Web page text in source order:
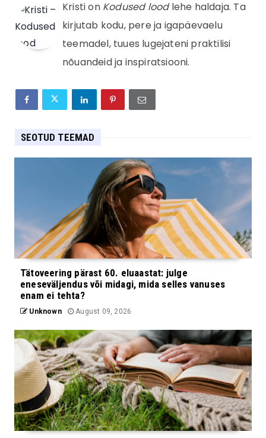
Kristi on Kodused loodlehe haldaja. Ta
kirjutab kodu, pere ja igapäevaelu
teemadel, tuues lugejateni praktilisi
nõuandeid ja inspiratsiooni.
SEOTUD TEEMAD
Tätoveering pärast 60. eluaastat: julge
eneseväljendus või midagi, mida selles vanuses
enam ei tehta?
Unknown August 09, 2026